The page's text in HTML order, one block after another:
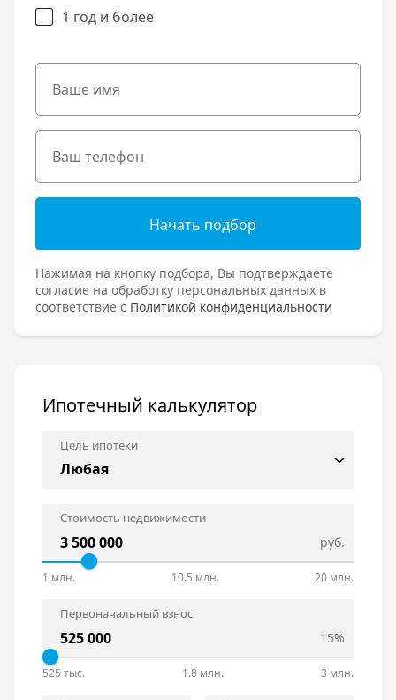
1 год и более
Начать подбор
Нажимая на кнопку подбора, Вы подтверждаете
согласие на обработку персональных данных в
соответствие с Политикой конфиденциальности
Ипотечный калькулятор
Цель ипотеки
Стоимость недвижимости
руб.
1 млн. 10.5 млн. 20 млн.
Первоначальный взнос
15%
525 тыс. 1.8 млн. 3 млн.